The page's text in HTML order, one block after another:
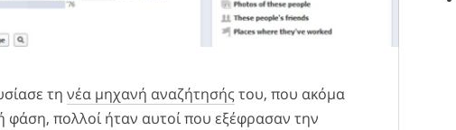
τη νέα μηχανή αναζήτησής του, που ακόμα
φάση, πολλοί ήταν αυτοί που εξέφρασαν την